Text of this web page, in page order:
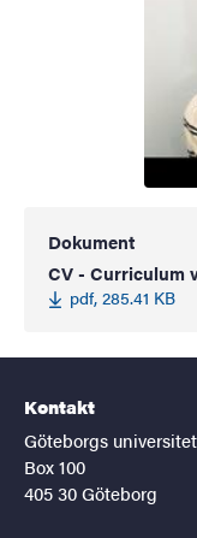
Dokument
CV - Curriculum
pdf, 285.41 KB
Kontakt
Göteborgs universitet
Box 100
405 30 Göteborg